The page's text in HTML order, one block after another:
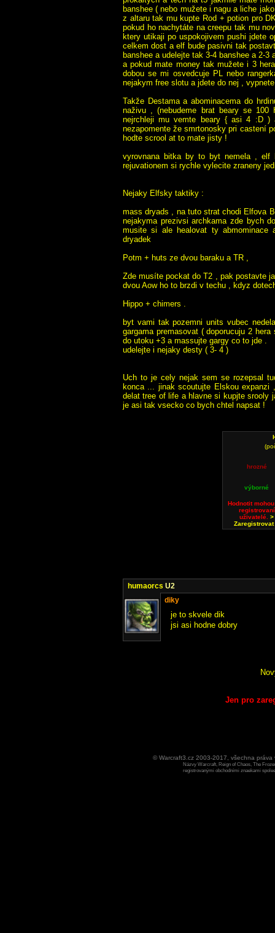
banshee ( nebo mužete i nagu a liche
z altaru tak mu kupte Rod + potion pro
pokud ho nachytáte na creepu tak mu
ktery utikaji po uspokojivem pushi jdete
celkem dost a elf bude pasivni tak
banshee a udelejte tak 3-4 banshee a 2-3
a pokud mate money tak mužete i 3
dobou se mi osvedcuje PL nebo
nejakym free slotu a jdete do nej ,
Takže Destama a abominacema do
naživu , (nebudeme brat beary se
nejrchleji mu vemte beary { asi 4 :D )
nezapomente že smrtonosky pri castení
hodte scrool at to mate jisty !
vyrovnana bitka by to byt nemela ,
rejuvationem si rychle vylecite zraneny
Nejaky Elfsky taktiky :
mass dryads , na tuto strat chodi Elfova
nejakyma prezivsi archkama zde bych
musite si ale healovat ty abmominace
dryadek
Potm + huts ze dvou baraku a TR ,
Zde musíte pockat do T2 , pak postavte
dvou Aow ho to brzdi v techu , kdyz
Hippo + chimers .
byt vami tak pozemni units vubec
gargama premasovat ( doporucuju 2
do utoku +3 a massujte gargy co to jde .
udelejte i nejaky desty ( 3- 4 )
Uch to je cely nejak sem se rozepsal
konca ... jinak scoutujte Elskou
delat tree of life a hlavne si kupjte srooly
je asi tak vsecko co bych chtel napsat !
hrozné
výborné
Hodnotit
registrovaní
uživatelé.>
Zaregistrovat
humaorcs U2
diky
je to skvele dik
jsi asi hodne dobry
Jen pro
© Warcraft3.cz 2003-2017, všechna
Názvy Warcraft, Reign of Chaos, The
registrovanými obchodními znaekami